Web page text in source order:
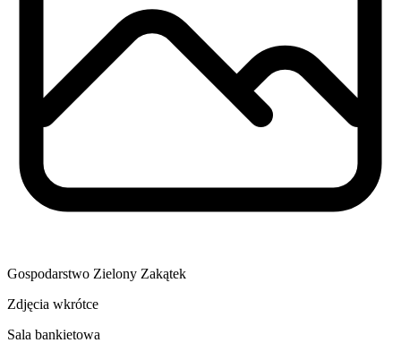
Gospodarstwo Zielony Zakątek
Zdjęcia wkrótce
Sala bankietowa